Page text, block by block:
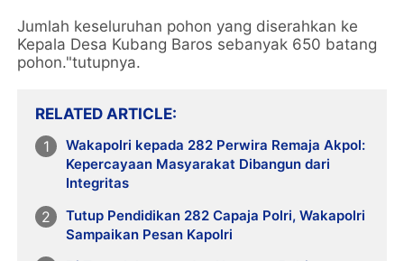
Jumlah keseluruhan pohon yang diserahkan ke
Kepala Desa Kubang Baros sebanyak 650 batang
pohon."tutupnya.
RELATED ARTICLE
Wakapolri kepada 282 Perwira Remaja Akpol:
Kepercayaan Masyarakat Dibangun dari
Integritas
Tutup Pendidikan 282 Capaja Polri, Wakapolri
Sampaikan Pesan Kapolri